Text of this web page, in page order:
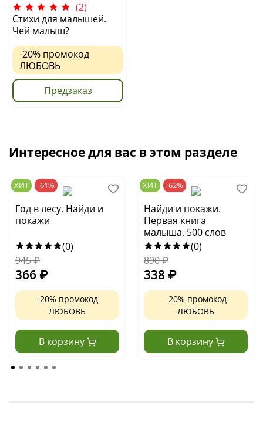
(2)
Стихи для малышей.
Чей малыш?
-20% промокод
ЛЮБОВЬ
Предзаказ
Интересное для вас в этом разделе
ХИТ -61%
Год в лесу. Найди и
покажи
(0)
945₽
366 ₽
-20% промокод
ЛЮБОВЬ
В корзину
ХИТ -62%
Найди и покажи.
Первая книга
малыша. 500 слов
(0)
890₽
338 ₽
-20% промокод
ЛЮБОВЬ
В корзину